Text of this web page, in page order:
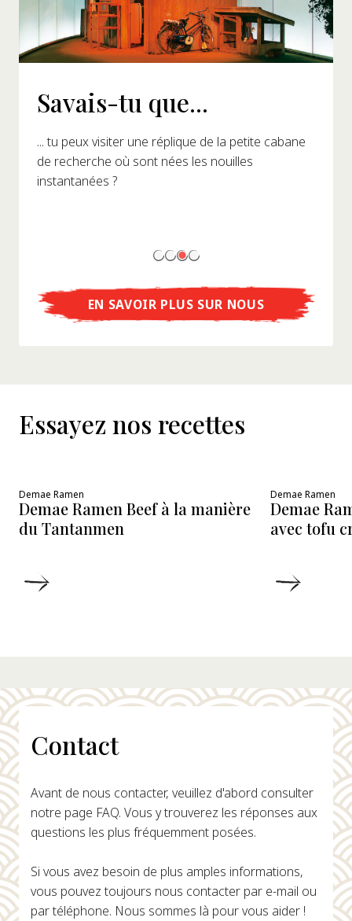
Savais-tu que...
... tu peux visiter une réplique de la petite cabane
de recherche où sont nées les nouilles
instantanées ?
EN SAVOIR PLUS SUR NOUS
Essayez nos recettes
Demae Ramen
Demae Ramen Beef à la manière
du Tantanmen
Demae Ramen
Demae
avec tofu
Contact
Avant de nous contacter, veuillez d'abord consulter
notre page FAQ. Vous y trouverez les réponses aux
questions les plus fréquemment posées.
Si vous avez besoin de plus amples informations,
vous pouvez toujours nous contacter par e-mail ou
par téléphone. Nous sommes là pour vous aider !